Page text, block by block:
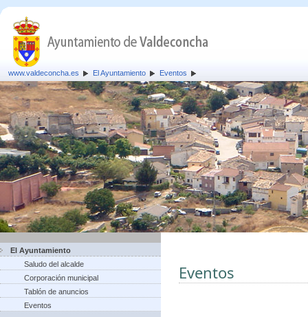
www.valdeconcha.es El Ayuntamiento Eventos
El Ayuntamiento
Saludo del alcalde
Corporación municipal
Tablón de anuncios
Eventos
Eventos